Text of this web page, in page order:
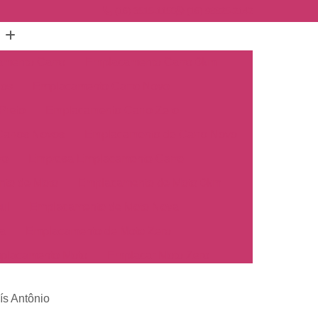
Emplacamento de Carro
Antônio